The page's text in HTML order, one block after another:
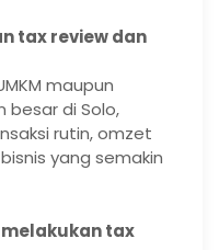
tax review dan
maupun
besar di Solo,
rutin, omzet
yang semakin
tax